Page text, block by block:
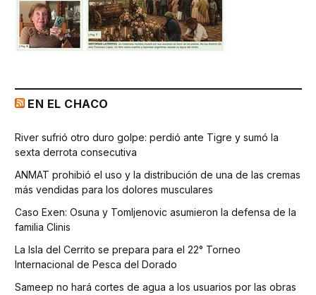
EN EL CHACO
River sufrió otro duro golpe: perdió ante Tigre y sumó la
sexta derrota consecutiva
ANMAT prohibió el uso y la distribución de una de las cremas
más vendidas para los dolores musculares
Caso Exen: Osuna y Tomljenovic asumieron la defensa de la
familia Clinis
La Isla del Cerrito se prepara para el 22° Torneo
Internacional de Pesca del Dorado
Sameep no hará cortes de agua a los usuarios por las obras